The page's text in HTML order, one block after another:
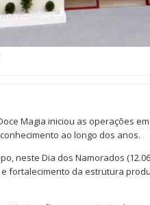
Magia iniciou as operações
ao longo dos anos.
neste Dia dos Namorados
fortalecimento da estrutura